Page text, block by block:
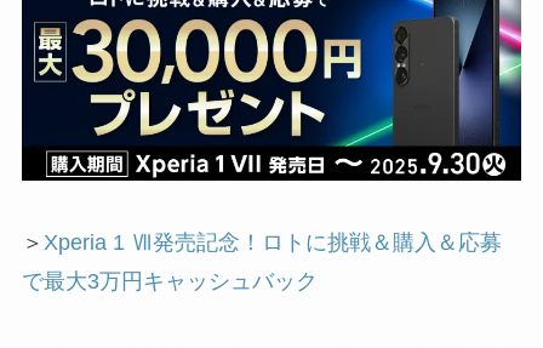
＞ Xperia 1 Ⅶ発売記念！ロトに挑戦＆購入＆応募
で最大3万円キャッシュバック